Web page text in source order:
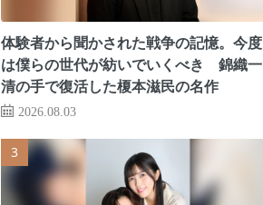
体験者から聞かされた戦争の記憶。今度
は僕らの世代が紡いでいくべき 錦織一
清の手で復活した榎本滋民の名作
2026.08.03